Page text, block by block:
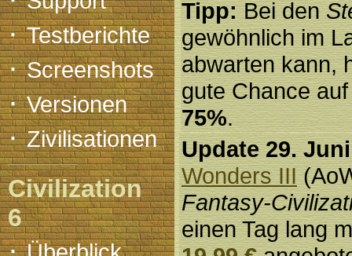
·Testberichte
·Screenshots
·Versionen
·Zivilisationen
Civilization
6
Tipp:Bei den
gewöhnlich im
abwarten kann,
gute Chance
75%.
Update 29.
Wonders III
Fantasy-
einen Tag lang